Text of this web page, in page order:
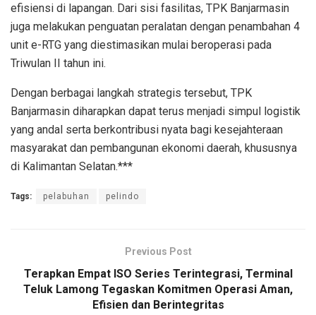
efisiensi di lapangan. Dari sisi fasilitas, TPK Banjarmasin
juga melakukan penguatan peralatan dengan penambahan 4
unit e-RTG yang diestimasikan mulai beroperasi pada
Triwulan II tahun ini.
Dengan berbagai langkah strategis tersebut, TPK
Banjarmasin diharapkan dapat terus menjadi simpul logistik
yang andal serta berkontribusi nyata bagi kesejahteraan
masyarakat dan pembangunan ekonomi daerah, khususnya
di Kalimantan Selatan.***
Tags: pelabuhan pelindo
Previous Post
Terapkan Empat ISO Series Terintegrasi, Terminal
Teluk Lamong Tegaskan Komitmen Operasi Aman,
Efisien dan Berintegritas